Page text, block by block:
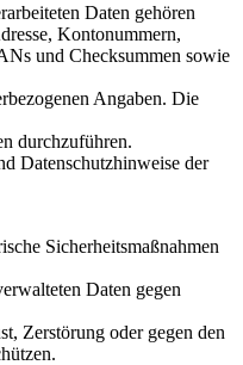
Daten gehören
Kontonummern,
und Checksummen sowie
Angaben. Die
durchzuführen.
Datenschutzhinweise der
Sicherheitsmaßnahmen
Daten gegen
Zerstörung oder gegen den